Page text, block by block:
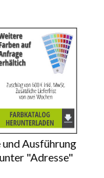
Ausführung
"Adresse"